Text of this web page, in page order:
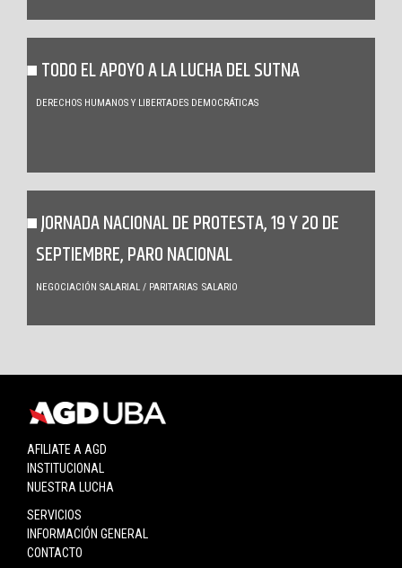
TODO EL APOYO A LA LUCHA DEL SUTNA
DERECHOS HUMANOS Y LIBERTADES DEMOCRÁTICAS
JORNADA NACIONAL DE PROTESTA, 19 Y 20 DE
SEPTIEMBRE, PARO NACIONAL
NEGOCIACIÓN SALARIAL / PARITARIAS SALARIO
AFILIATE A AGD
INSTITUCIONAL
NUESTRA LUCHA
SERVICIOS
INFORMACIÓN GENERAL
CONTACTO